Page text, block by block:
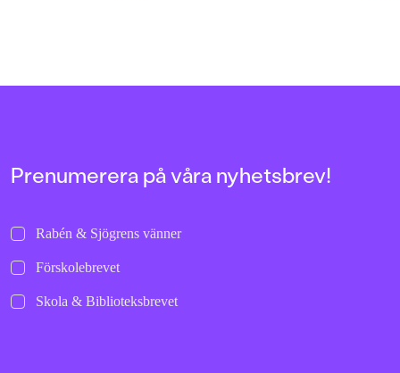
Prenumerera på våra nyhetsbrev!
Rabén & Sjögrens vänner
Förskolebrevet
Skola & Biblioteksbrevet